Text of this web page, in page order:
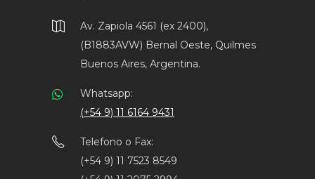
Av. Zapiola 4561 (ex 2400),
(B1883AVW) Bernal Oeste, Quilmes
Buenos Aires, Argentina.
Whatsapp:
(+54 9) 11 6164 9431
Telefono o Fax:
(+54 9) 11 7523 8549